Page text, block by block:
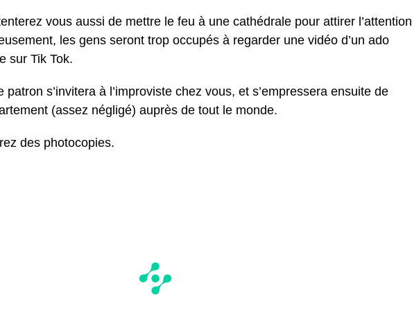
vous aussi de mettre le feu à une cathédrale pour attirer l’attention
les gens seront trop occupés à regarder une vidéo d’un ado
sur Tik Tok.
patron s’invitera à l’improviste chez vous, et s’empressera ensuite de
(assez négligé) auprès de tout le monde.
des photocopies.